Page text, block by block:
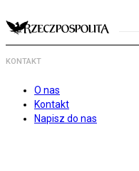
KONTAKT
O nas
Kontakt
Napisz do nas